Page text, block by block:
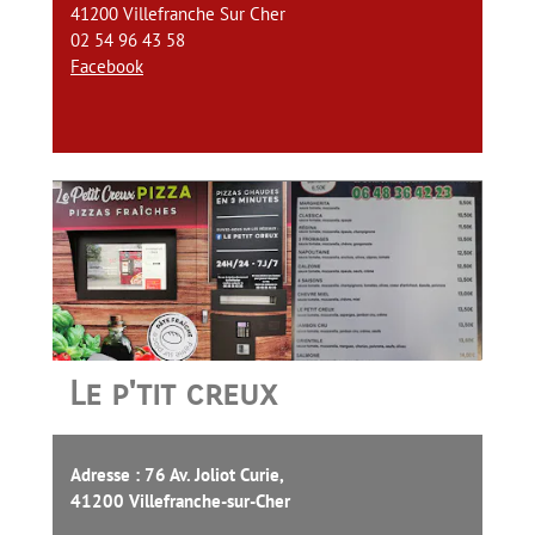
Le p'tit creux
41200 Villefranche Sur Cher
02 54 96 43 58
Facebook
Adresse : 76 Av. Joliot Curie,
41200 Villefranche-sur-Cher